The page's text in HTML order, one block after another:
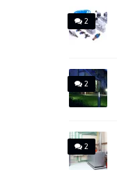
2
2
2